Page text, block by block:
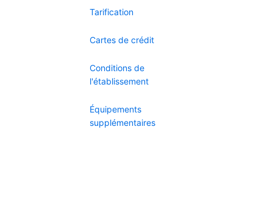
Tarification
Cartes de crédit
Conditions de
l'établissement
Équipements
supplémentaires